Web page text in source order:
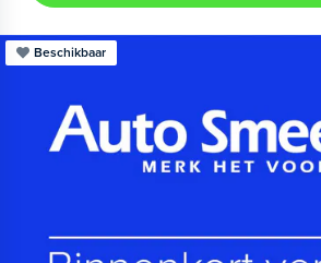
Beschikbaar